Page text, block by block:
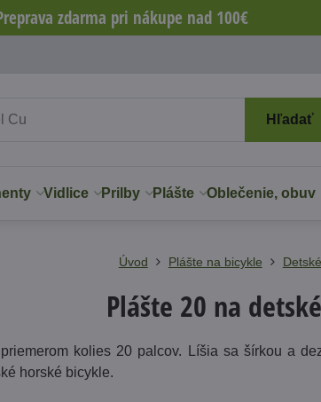
zdarma pri nákupe nad 100€
Hľadať
Vidlice Prilby Plášte Oblečenie, obuv
Úvod Plášte na bicykle Detské
Plášte 20 na
kolies 20 palcov. Líšia sa šírkou a
horské bicykle.